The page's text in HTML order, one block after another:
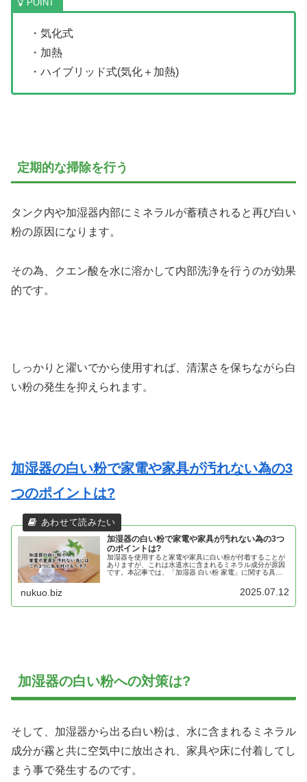
・気化式
・加熱
・ハイブリッド式(気化＋加熱)
定期的な掃除を行う
タンク内や加湿器内部にミネラルが蓄積されると再び白い
粉の原因になります。
その為、クエン酸を水に溶かして内部洗浄を行うのが効果
的です。
しっかりと濯いでから使用すれば、清潔さを保ちながら白
い粉の発生を抑えられます。
加湿器の白い粉で家電や家具が汚れない為の3
つのポイントは?
加湿器の白い粉で家電や家具が汚れない為の3つ
のポイントは?
加湿器を使用すると家電や家具に白い粉が付着することが
ありますが、これは水道水に含まれるミネラル成分が原因
です。本記事では、「加湿器 白い粉 家電」に関する具体
るための予防策や、すでに付着してしまった白い粉を家具
から安全に取り除くための掃除方法も紹介しています。快
nukuo.biz 2025.07.12
加湿器の白い粉への対策は?
そして、加湿器から出る白い粉は、水に含まれるミネラル
成分が霧と共に空気中に放出され、家具や床に付着してし
まう事で発生するのです。